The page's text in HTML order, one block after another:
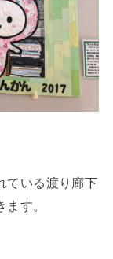
ている渡り廊下
す。